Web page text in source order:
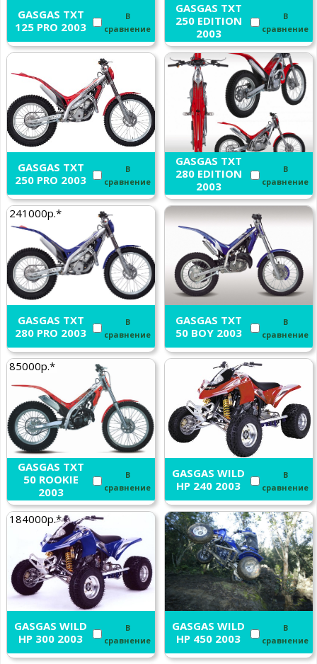
GASGAS TXT
125 PRO 2003
В
сравнение
GASGAS TXT
250 EDITION
2003
В
сравнение
GASGAS TXT
250 PRO 2003
В
сравнение
GASGAS TXT
280 EDITION
2003
В
сравнение
241000р.*
GASGAS TXT
280 PRO 2003
В
сравнение
GASGAS TXT
50 BOY 2003
В
сравнение
85000р.*
GASGAS TXT
50 ROOKIE
2003
В
сравнение
GASGAS WILD
HP 240 2003
В
сравнение
184000р.*
GASGAS WILD
HP 300 2003
В
сравнение
GASGAS WILD
HP 450 2003
В
сравнение